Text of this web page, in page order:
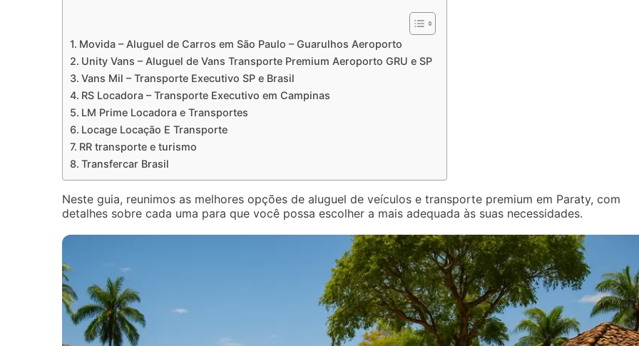
Movida – Aluguel de Carros em São Paulo – Guarulhos Aeroporto
Unity Vans – Aluguel de Vans Transporte Premium Aeroporto GRU e SP
Vans Mil – Transporte Executivo SP e Brasil
RS Locadora – Transporte Executivo em Campinas
LM Prime Locadora e Transportes
Locage Locação E Transporte
RR transporte e turismo
Transfercar Brasil
Neste guia, reunimos as melhores opções de aluguel de veículos e transporte premium em Paraty, com
detalhes sobre cada uma para que você possa escolher a mais adequada às suas necessidades.